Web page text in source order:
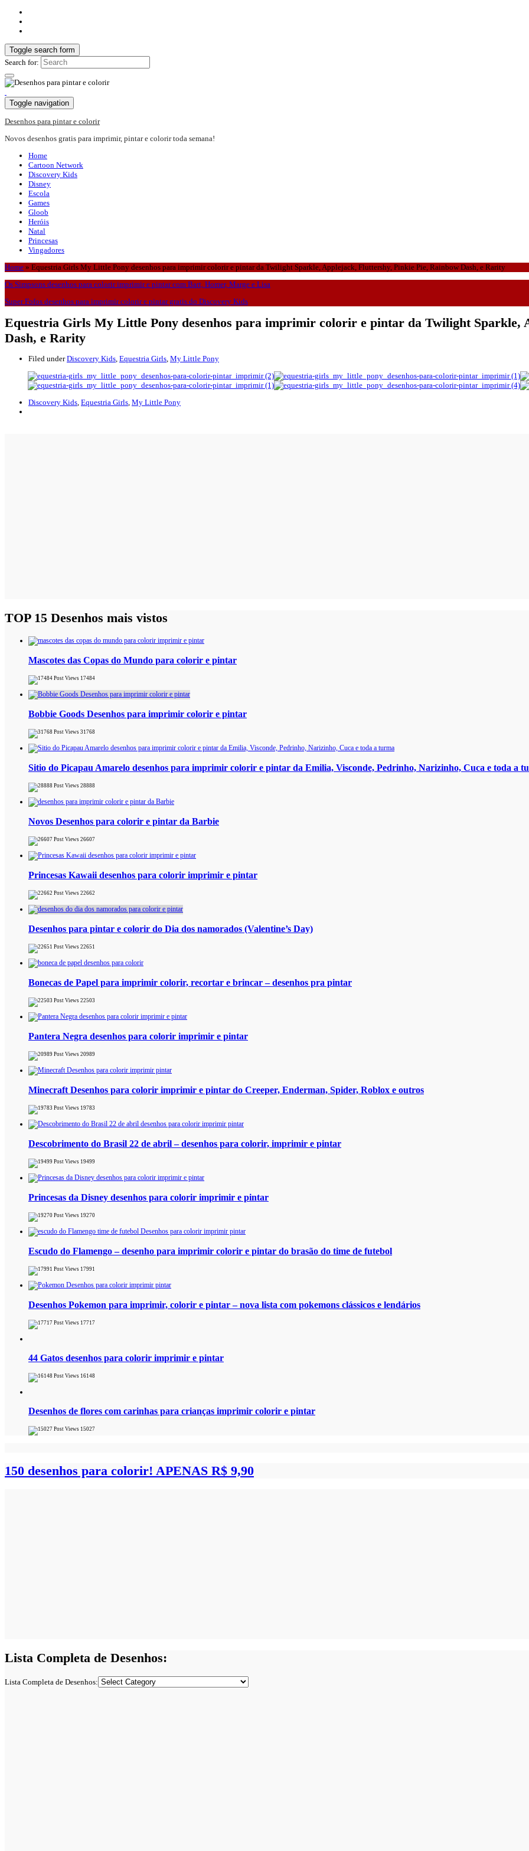
Toggle search form
Search for:
Toggle navigation
Desenhos para pintar e colorir
Novos desenhos gratis para imprimir, pintar e colorir toda semana!
Home
Cartoon Network
Discovery Kids
Disney
Escola
Games
Gloob
Heróis
Natal
Princesas
Vingadores
Home » Equestria Girls My Little Pony desenhos para imprimir colorir e pintar da Twilight Sparkle, Applejack, Fluttershy, Pinkie Pie, Rainbow Dash, e Rarity
Os Simpsons desenhos para colorir imprimir e pintar com Bart, Homer, Marge e Lisa
Super Fofos desenhos para imprimir colorir e pintar gratis do Discovery Kids
Equestria Girls My Little Pony desenhos para imprimir colorir e pintar da Twilight Sparkle,
Dash, e Rarity
Filed underDiscovery Kids, Equestria Girls, My Little Pony
Discovery Kids, Equestria Girls, My Little Pony
TOP 15 Desenhos mais vistos
Mascotes das Copas do Mundo para colorir e pintar
17484
Bobbie Goods Desenhos para imprimir colorir e pintar
31768
Sitio do Picapau Amarelo desenhos para imprimir colorir e pintar da Emilia, Visconde, Pedrinho, Narizinho, Cuca e toda a
28888
Novos Desenhos para colorir e pintar da Barbie
26607
Princesas Kawaii desenhos para colorir imprimir e pintar
22662
Desenhos para pintar e colorir do Dia dos namorados (Valentine’s Day)
22651
Bonecas de Papel para imprimir colorir, recortar e brincar – desenhos pra pintar
22503
Pantera Negra desenhos para colorir imprimir e pintar
20989
Minecraft Desenhos para colorir imprimir e pintar do Creeper, Enderman, Spider, Roblox e outros
19783
Descobrimento do Brasil 22 de abril – desenhos para colorir, imprimir e pintar
19499
Princesas da Disney desenhos para colorir imprimir e pintar
19270
Escudo do Flamengo – desenho para imprimir colorir e pintar do brasão do time de futebol
17991
Desenhos Pokemon para imprimir, colorir e pintar – nova lista com pokemons clássicos e lendários
17717
44 Gatos desenhos para colorir imprimir e pintar
16148
Desenhos de flores com carinhas para crianças imprimir colorir e pintar
15027
150 desenhos para colorir! APENAS R$ 9,90
Lista Completa de Desenhos:
Lista Completa de Desenhos: